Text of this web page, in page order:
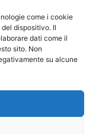
come i cookie
dispositivo. Il
dati come il
sito. Non
su alcune
dei Biologi:
Vincenzo